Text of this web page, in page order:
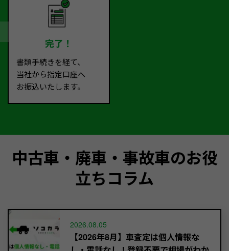
完了！
書類手続きを経て、
当社から指定口座へ
お振込いたします。
中古車・廃車・事故車のお役
立ちコラム
2026.08.05
【2026年8月】車査定は個人情報な